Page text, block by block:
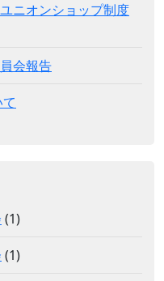
ニオンショップ制度
会報告
(1)
(1)